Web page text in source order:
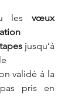
les vœux
jusqu’à
validé à la
pris en